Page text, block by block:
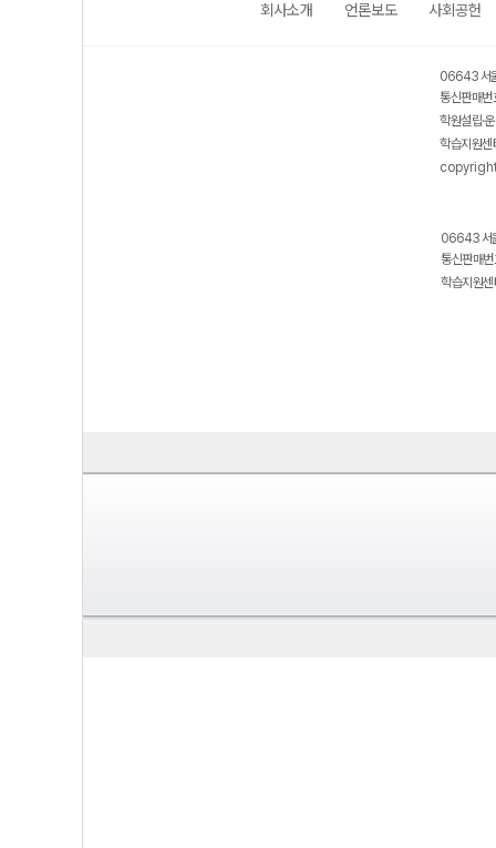
회사소개 언론보도 사회공헌
06643 서
통신판매
학원설립·
학습지원
06643 서
통신판매
학습지원